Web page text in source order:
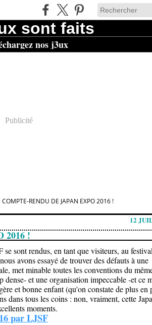
nos j3ux
Publicité
COMPTE-RENDU DE JAPAN EXPO 2016 !
12
2016 !
sont rendus, en tant que visiteurs, au
avons essayé de trouver des défauts à une
met minable toutes les conventions du
et une organisation impeccable -et ce
et bonne enfant (qu'on constate de plus en
dans tous les coins : non, vraiment, cette
moments.
par LJSF